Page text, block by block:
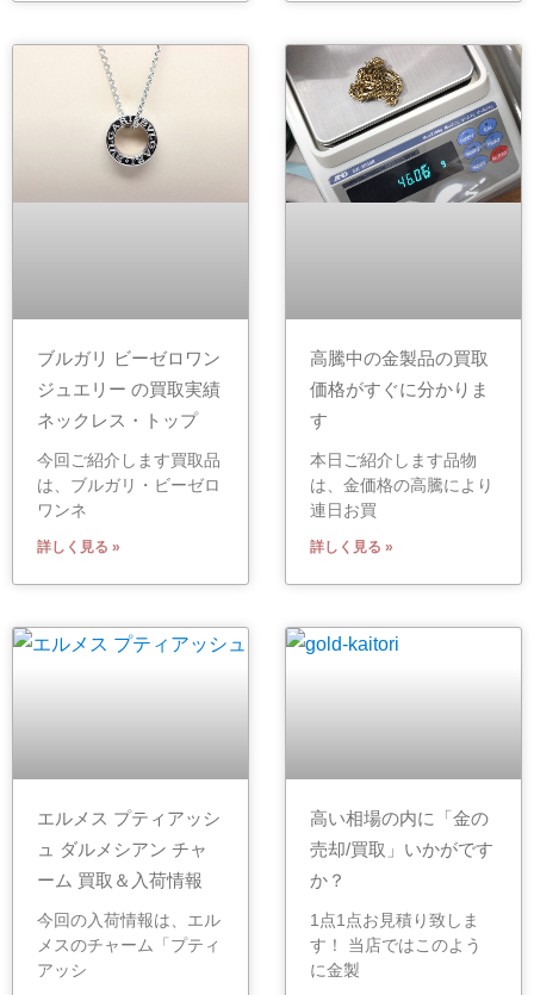
ブルガリ ビーゼロワン
ジュエリー の買取実績
ネックレス・トップ
今回ご紹介します買取品
は、ブルガリ・ビーゼロ
ワンネ
詳しく見る »
高騰中の金製品の買取
価格がすぐに分かりま
す
本日ご紹介します品物
は、金価格の高騰により
連日お買
詳しく見る »
エルメス プティアッシ
ュ ダルメシアン チャ
ーム 買取＆入荷情報
今回の入荷情報は、エル
メスのチャーム「プティ
アッシ
高い相場の内に「金の
売却/買取」いかがです
か？
1点1点お見積り致しま
す！ 当店ではこのよう
に金製